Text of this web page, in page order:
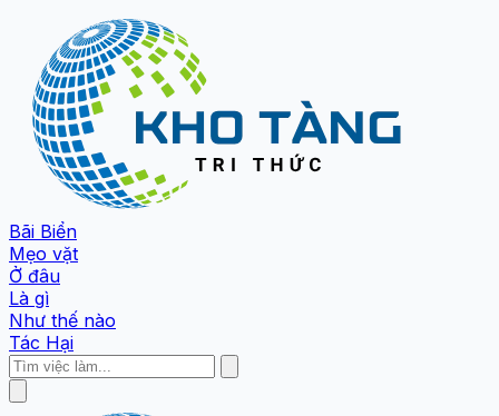
Bãi Biển
Mẹo vặt
Ở đâu
Là gì
Như thế nào
Tác Hại